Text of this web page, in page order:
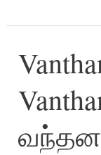
–
நேசரை
கண்டிடுவேன்